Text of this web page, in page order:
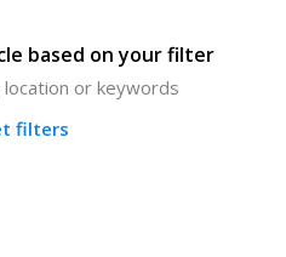
based on your filter
or keywords
filters